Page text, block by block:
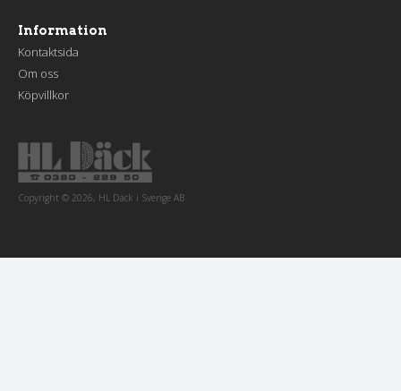
Information
Kontaktsida
Om oss
Köpvillkor
Copyright © 2026, HL Däck i Sverige AB